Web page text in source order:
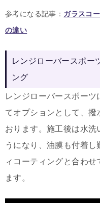
参考になる記事： ガラスコ
の違い
レンジローバースポー
ング
レンジローバースポー
てオプションとして、撥
おります。 施工後は水洗
うになり、油膜も付着
ィコーティングと合わ
ます。